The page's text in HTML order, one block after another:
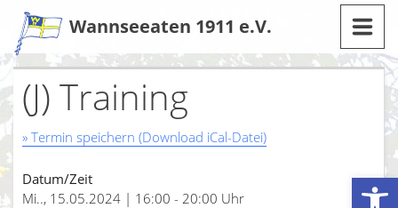
Werkzeugleiste öffnen
Zum
Inhalt
Wannseeaten 1911 e.V.
(J) Training
» Termin speichern (Download iCal-Datei)
Datum/Zeit
Mi.., 15.05.2024 | 16:00 - 20:00 Uhr